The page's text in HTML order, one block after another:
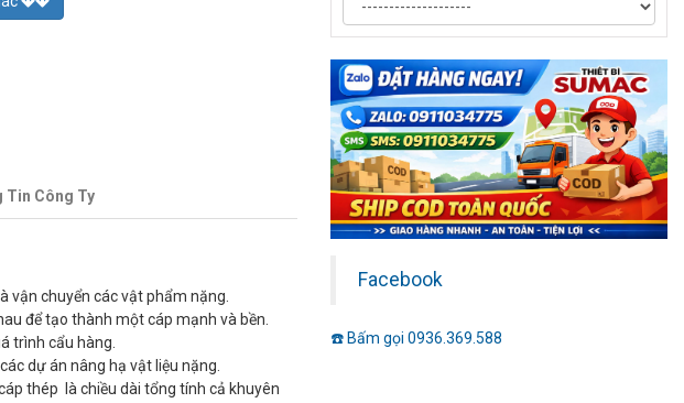
Tin Công Ty
vận chuyển các vật phẩm nặng.
để tạo thành một cáp mạnh và bền.
trình cẩu hàng.
dự án nâng hạ vật liệu nặng.
thép là chiều dài tổng tính cả khuyên
Facebook
☎️ Bấm gọi 0936.369.588